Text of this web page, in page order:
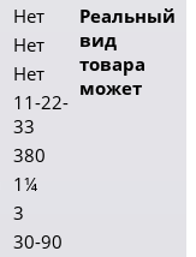
Нет
Нет
Нет
11-22-
33
380
1¼
3
30-90
Реальный
вид
товара
может